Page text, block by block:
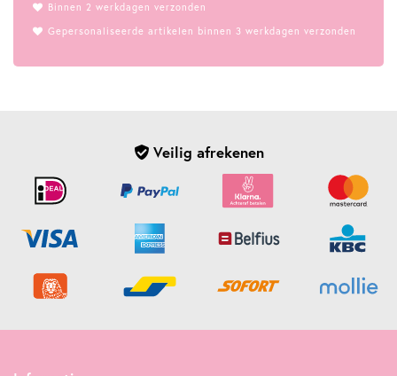
Binnen 2 werkdagen verzonden
Gepersonaliseerde artikelen binnen 3 werkdagen verzonden
Veilig afrekenen